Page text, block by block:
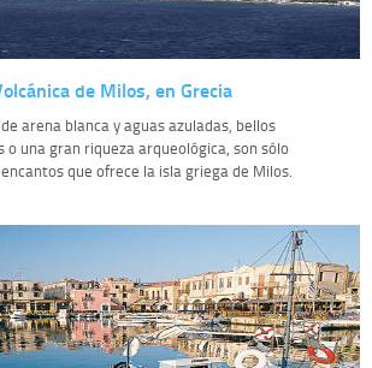
de Milos, en Grecia
arena blanca y aguas azuladas, bellos
una gran riqueza arqueológica, son sólo
que ofrece la isla griega de Milos.